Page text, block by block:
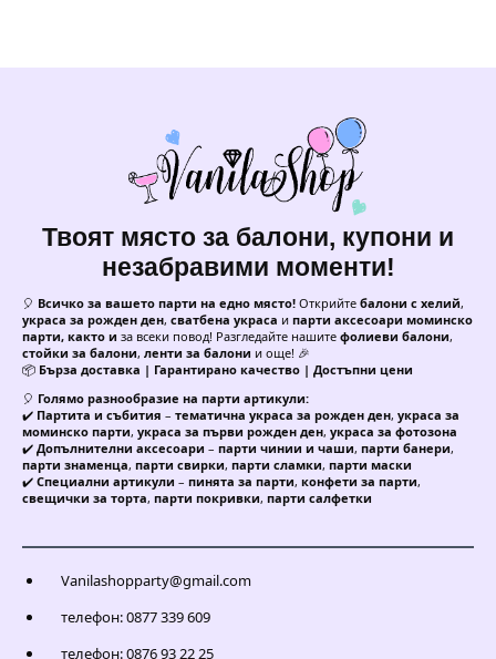
Твоят място за балони, купони и
незабравими моменти!
🎈 Всичко за вашето парти на едно място! Открийте балони с хелий,
украса за рожден ден, сватбена украса и парти аксесоари моминско
парти, както и за всеки повод! Разгледайте нашите фолиеви балони,
стойки за балони, ленти за балони и още! 🎉
📦 Бърза доставка | Гарантирано качество | Достъпни цени
🎈 Голямо разнообразие на парти артикули:
✔️ Партита и събития – тематична украса за рожден ден, украса за
моминско парти, украса за първи рожден ден, украса за фотозона
✔️ Допълнителни аксесоари – парти чинии и чаши, парти банери,
парти знаменца, парти свирки, парти сламки, парти маски
✔️ Специални артикули – пинята за парти, конфети за парти,
свещички за торта, парти покривки, парти салфетки
Vanilashopparty@gmail.com
телефон: 0877 339 609
телефон: 0876 93 22 25